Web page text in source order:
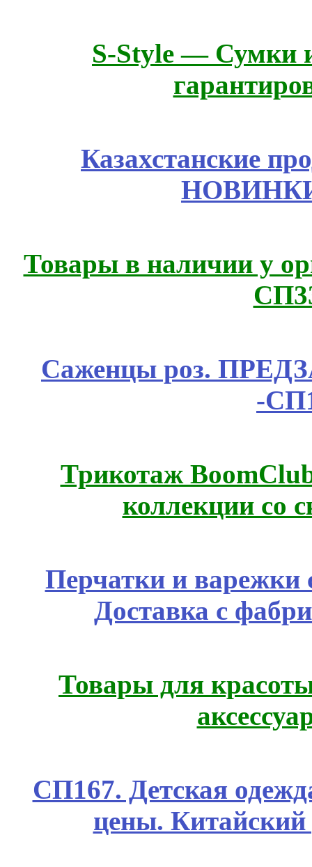
S-Style — Сумки
Казахстанские
Товары в наличии у
Саженцы роз.
-
Трикотаж
коллекции со
Перчатки и варежки
Доставка с
Товары для
СП167. Детская
цены.